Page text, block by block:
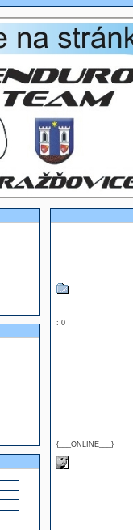
: 0
{___ONLINE___}